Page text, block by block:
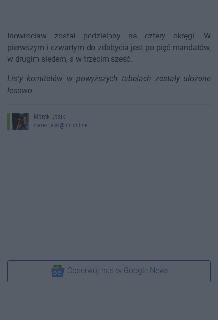
Inowrocław został podzielony na cztery okręgi. W
pierwszym i czwartym do zdobycia jest po pięć mandatów,
w drugim siedem, a w trzecim sześć.
Listy komitetów w powyższych tabelach zostały ułożone
losowo.
Marek Jasik
marek.jasik@ino.online
Obserwuj nas w Google News